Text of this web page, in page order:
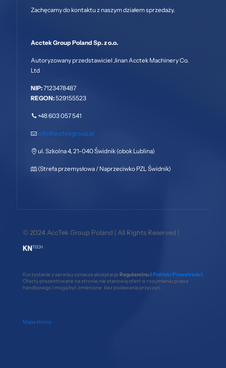
Zachęcamy do kontaktu z naszym działem sprzedaży.
Acctek Group Poland Sp. z o.o.
Autoryzowany przedstawiciel Jinan Acctek Machinery Co.
Ltd
NIP:7123478487
REGON:529155523
+48 603 057 541
info@acctekgroup.pl
ul. Szkolna 4, 21-040 Świdnik (obok Lublina)
(Strefa przemysłowa / Naprzeciwko PZL Świdnik)
© 2024 AccTek Group Poland | All Rights Reserved |
Korzystanie z serwisu oznacza akceptacje Regulaminu i Polityki Prywatności
Oferty prezentowane na stronie nie stanowią ofert w rozumieniu prawa
handlowego i mogą być zmienione bez podawania przyczyn.
Mapa strony